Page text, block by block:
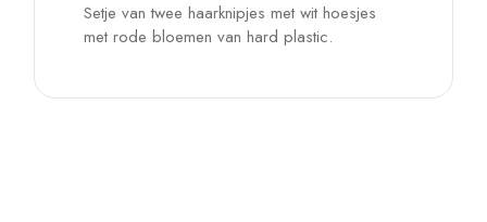
Setje van twee haarknipjes met wit hoesjes
met rode bloemen van hard plastic.